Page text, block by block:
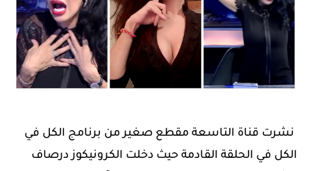
نشرت قناة التاسعة مقطع صغير من برنامج الكل في
الكل في الحلقة القادمة حيث دخلت الكرونيكوز درصاف